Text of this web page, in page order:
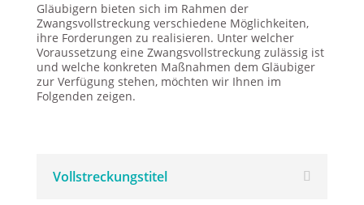
Gläubigern bieten sich im Rahmen der
Zwangsvollstreckung verschiedene Möglichkeiten,
ihre Forderungen zu realisieren. Unter welcher
Voraussetzung eine Zwangsvollstreckung zulässig ist
und welche konkreten Maßnahmen dem Gläubiger
zur Verfügung stehen, möchten wir Ihnen im
Folgenden zeigen.
Vollstreckungstitel